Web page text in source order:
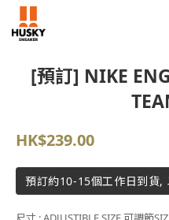
[預訂] NIKE
HK$239.00
預訂約10-15個工作日到貨,